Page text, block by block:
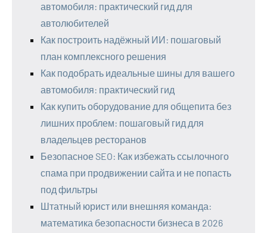
автомобиля: практический гид для
автолюбителей
Как построить надёжный ИИ: пошаговый
план комплексного решения
Как подобрать идеальные шины для вашего
автомобиля: практический гид
Как купить оборудование для общепита без
лишних проблем: пошаговый гид для
владельцев ресторанов
Безопасное SEO: Как избежать ссылочного
спама при продвижении сайта и не попасть
под фильтры
Штатный юрист или внешняя команда:
математика безопасности бизнеса в 2026